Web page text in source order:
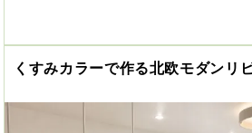
くすみカラーで作る北欧モダンリ